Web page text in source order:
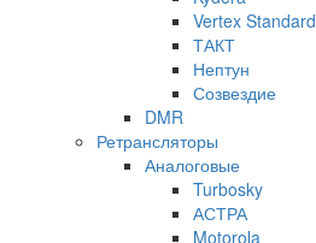
Vertex Standard
ТАКТ
Нептун
Созвездие
DMR
Ретрансляторы
Аналоговые
Turbosky
АСТРА
Motorola